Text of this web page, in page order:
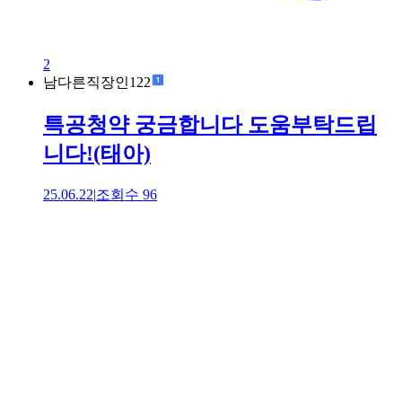
2
남다른직장인122
특공청약 궁금합니다 도움부탁드립
니다!(태아)
25.06.22|조회수 96